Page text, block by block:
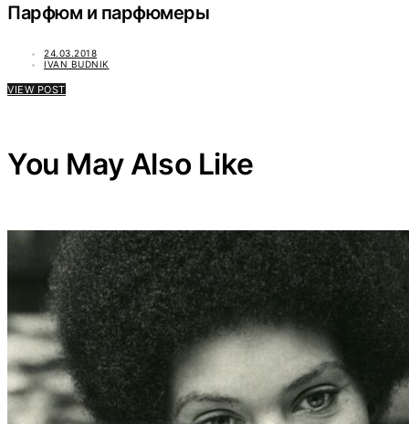
Парфюм и парфюмеры
24.03.2018
IVAN BUDNIK
VIEW POST
You May Also Like